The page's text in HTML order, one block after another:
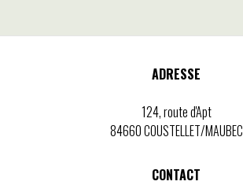
ADRESSE
124, route d'Apt
84660 COUSTELLET/MAUBEC
CONTACT